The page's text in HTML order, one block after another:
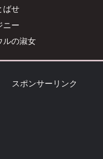
ばせ
ニー
ルの淑女
スポンサーリンク